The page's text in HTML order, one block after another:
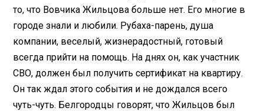
то, что Вовчика Жильцова больше нет. Его многие в
городе знали и любили. Рубаха-парень, душа
компании, веселый, жизнерадостный, готовый
всегда прийти на помощь. На днях он, как участник
СВО, должен был получить сертификат на квартиру.
Он так ждал этого события и не дождался всего
чуть-чуть. Белгородцы говорят, что Жильцов был